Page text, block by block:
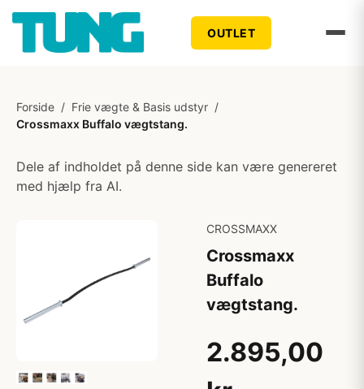
OUTLET
Forside / Frie vægte & Basis udstyr /
Crossmaxx Buffalo vægtstang.
Dele af indholdet på denne side kan være genereret
med hjælp fra AI.
CROSSMAXX
Crossmaxx
Buffalo
vægtstang.
2.895,00